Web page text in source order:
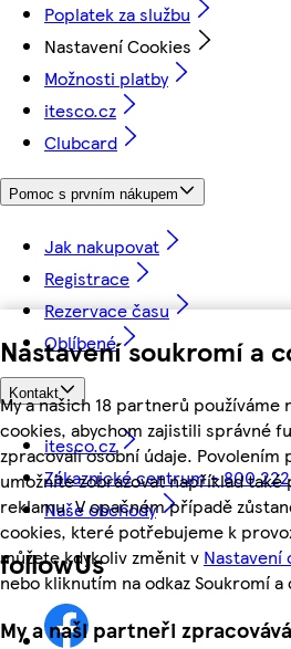
Nastavení soukromí a
My a našich 18 partnerů používáme
cookies, abychom zajistili správné
zpracovali osobní údaje. Povolením
umožníte zobrazovat například také
reklamu. V opačném případě
cookies, které potřebujeme k
můžete kdykoliv změnit v Nastavení
nebo kliknutím na odkaz Soukromí
My a naši partneři
Poplatek za službu
Nastavení Cookies
Možnosti platby
itesco.cz
Clubcard
Pomoc s prvním nákupem
Jak nakupovat
Registrace
Rezervace času
Oblíbené
Kontakt
itesco.cz
Zákaznické centrum - 800
Naše obchody
followUs